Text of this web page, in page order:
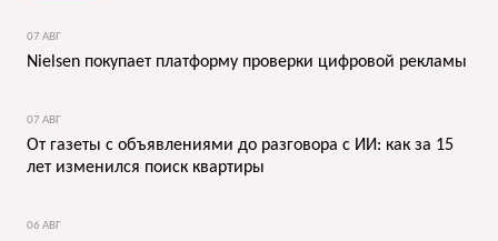
07 АВГ
Nielsen покупает платформу проверки цифровой рекламы
07 АВГ
От газеты с объявлениями до разговора с ИИ: как за 15
лет изменился поиск квартиры
06 АВГ